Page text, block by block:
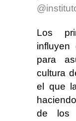
Los
influyen
para
cultura
el que
de los